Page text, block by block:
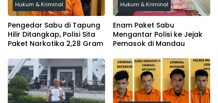
Hukum & Kriminal
Pengedar Sabu di Tapung
Hilir Ditangkap, Polisi Sita
Paket Narkotika 2,28 Gram
Hukum & Kriminal
Enam Paket Sabu
Mengantar Polisi ke Jejak
Pemasok di Mandau